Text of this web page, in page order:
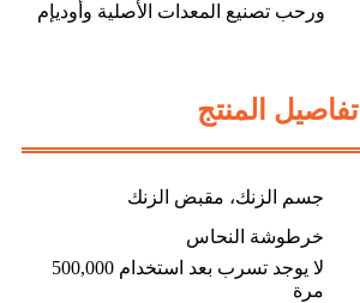
ورحب تصنيع المعدات الأصلية وأوديإم
تفاصيل المنتج
جسم الزنك، مقبض الزنك
خرطوشة النحاس
لا يوجد تسرب بعد استخدام 500,000
مرة